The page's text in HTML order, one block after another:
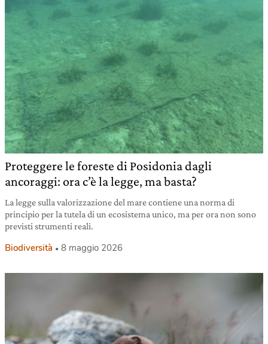
Proteggere le foreste di Posidonia dagli
ancoraggi: ora c’è la legge, ma basta?
La legge sulla valorizzazione del mare contiene una norma di
principio per la tutela di un ecosistema unico, ma per ora non sono
previsti strumenti reali.
Biodiversità 8 maggio 2026